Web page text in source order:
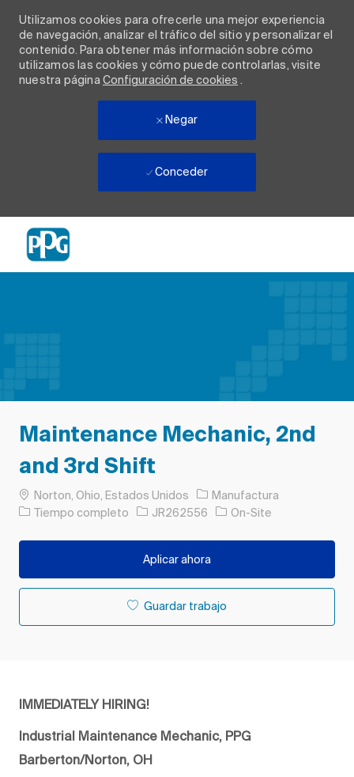
Utilizamos cookies para ofrecerle una mejor experiencia
de navegación, analizar el tráfico del sitio y personalizar el
contenido. Para obtener más información sobre cómo
utilizamos las cookies y cómo puede controlarlas, visite
nuestra página Configuración de cookies .
Negar
Conceder
Maintenance Mechanic, 2nd
and 3rd Shift
Ubicación
Norton, Ohio, Estados Unidos Categoría
Manufactura
Tipo de trabajo
Tiempo completo ID de trabajo
JR262556 On-Site
Aplicar ahora
Guardar trabajo
IMMEDIATELY HIRING!
Industrial Maintenance Mechanic, PPG
Barberton/Norton, OH